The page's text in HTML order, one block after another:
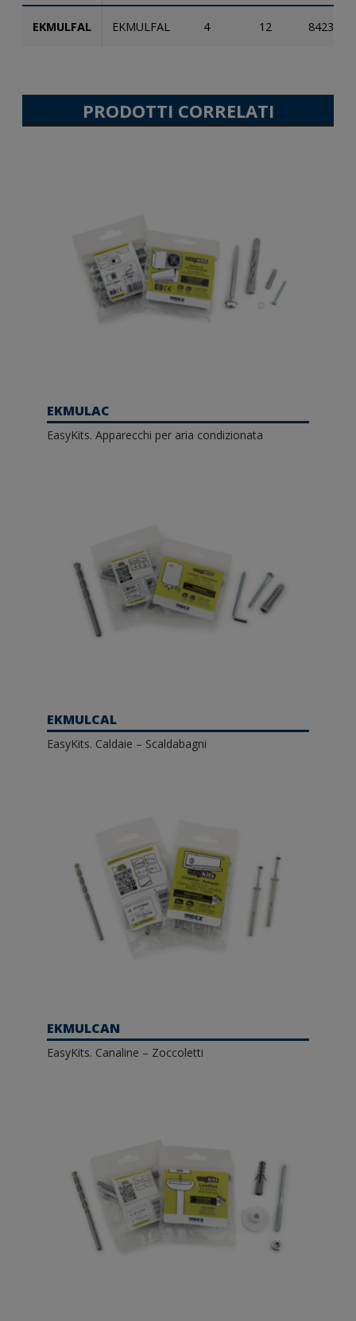
EKMULFAL EKMULFAL 4 12
PRODOTTI CORRELATI
EKMULAC
EasyKits. Apparecchi per aria condizionata
EKMULCAL
EasyKits. Caldaie – Scaldabagni
EKMULCAN
EasyKits. Canaline – Zoccoletti